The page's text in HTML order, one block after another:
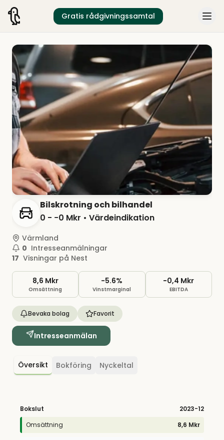
Gratis rådgivningssamtal
Bilskrotning och bilhandel
0 - −0 Mkr • Värdeindikation
Värmland
0 Intresseanmälningar
17 Visningar på Nest
8,6 Mkr
Omsättning
-5.6%
Vinstmarginal
−0,4 Mkr
EBITDA
Bevaka bolag Favorit
Intresseanmälan
Översikt Bokföring Nyckeltal
Bokslut 2023-12
Omsättning
8,6 Mkr